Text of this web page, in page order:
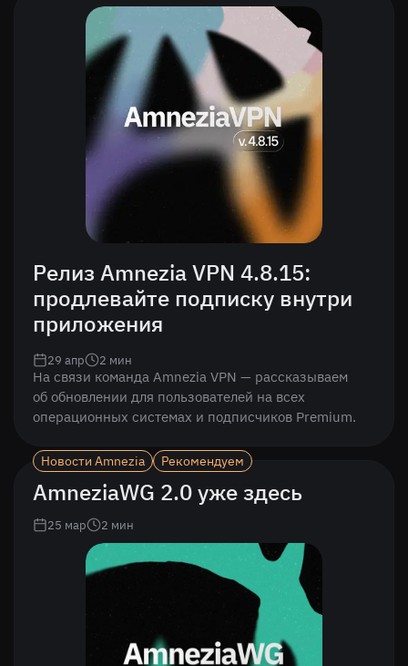
Релиз Amnezia VPN 4.8.15:
продлевайте подписку внутри
приложения
На связи команда Amnezia VPN — рассказываем
об обновлении для пользователей на всех
операционных системах и подписчиков Premium.
29 апр 2 мин
Новости Amnezia Рекомендуем
AmneziaWG 2.0 уже здесь
25 мар 2 мин